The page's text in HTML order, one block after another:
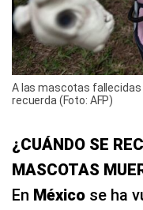
A las mascotas fallecidas
recuerda (Foto: AFP)
¿CUÁNDO SE
MASCOTAS
En México se ha